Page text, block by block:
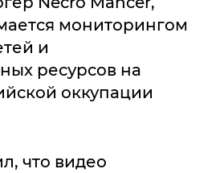
мониторингом
и
ресурсов на
оккупации
что видео